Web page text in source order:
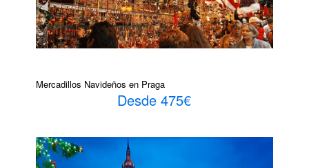
Mercadillos Navideños en Praga
Desde 475€